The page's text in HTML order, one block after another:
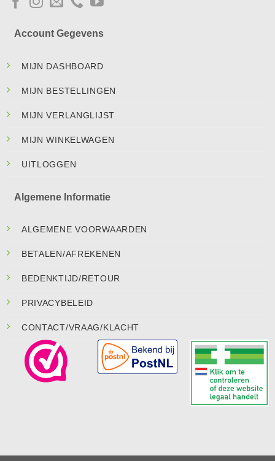
Account Gegevens
MIJN DASHBOARD
MIJN BESTELLINGEN
MIJN VERLANGLIJST
MIJN WINKELWAGEN
UITLOGGEN
Algemene Informatie
ALGEMENE VOORWAARDEN
BETALEN/AFREKENEN
BEDENKTIJD/RETOUR
PRIVACYBELEID
CONTACT/VRAAG/KLACHT